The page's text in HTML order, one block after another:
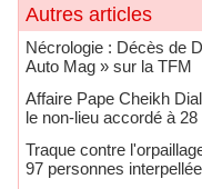
Autres articles
Nécrologie : Décès de
Auto Mag » sur la TFM
Affaire Pape Cheikh
le non-lieu accordé à 28
Traque contre
97 personnes